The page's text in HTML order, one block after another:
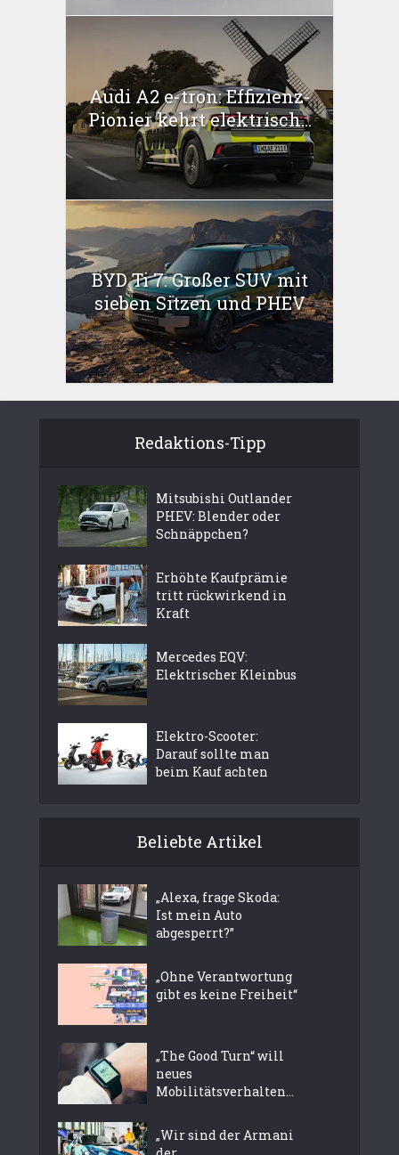
Audi A2 e-tron: Effizienz-
Pionier kehrt elektrisch...
BYD Ti 7: Großer SUV mit
sieben Sitzen und PHEV
Redaktions-Tipp
Mitsubishi Outlander
PHEV: Blender oder
Schnäppchen?
Erhöhte Kaufprämie
tritt rückwirkend in
Kraft
Mercedes EQV:
Elektrischer Kleinbus
Elektro-Scooter:
Darauf sollte man
beim Kauf achten
Beliebte Artikel
„Alexa, frage Skoda:
Ist mein Auto
abgesperrt?”
„Ohne Verantwortung
gibt es keine Freiheit“
„The Good Turn“ will
neues
Mobilitätsverhalten...
„Wir sind der Armani